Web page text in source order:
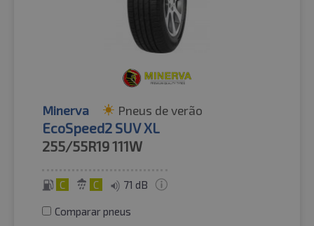
Minerva Pneus de verão
EcoSpeed2 SUV XL
255/55R19111W
C C 71 dB
Comparar pneus